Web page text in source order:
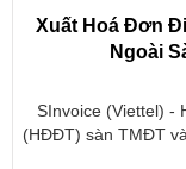
Xuất Hoá Đơn
Ngoài
SInvoice (Viettel) -
(HĐĐT) sàn TMĐT